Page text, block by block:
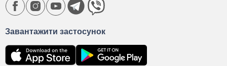
Завантажити застосунок